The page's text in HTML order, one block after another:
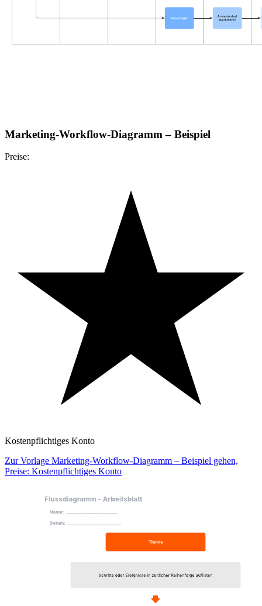
Marketing-Workflow-Diagramm – Beispiel
Preise:
Kostenpflichtiges Konto
Zur Vorlage Marketing-Workflow-Diagramm – Beispiel gehen,
Preise: Kostenpflichtiges Konto